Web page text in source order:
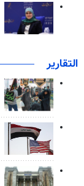
التقارير